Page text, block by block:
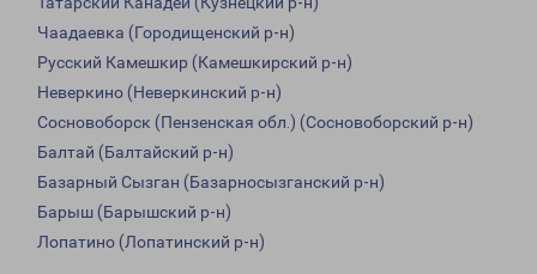
Чаадаевка (Городищенский р-н)
Русский Камешкир (Камешкирский р-н)
Неверкино (Неверкинский р-н)
Сосновоборск (Пензенская обл.) (Сосновоборский р-н)
Балтай (Балтайский р-н)
Базарный Сызган (Базарносызганский р-н)
Барыш (Барышский р-н)
Лопатино (Лопатинский р-н)